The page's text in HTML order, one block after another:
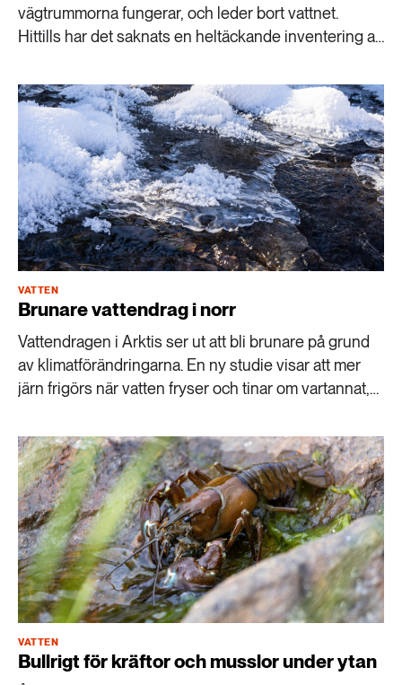
vägtrummorna fungerar, och leder bort vattnet.
Hittills har det saknats en heltäckande inventering av
lantbruksuniversitet har tagit fram en ny karta som
kan få stor betydelse.
VATTEN
Brunare vattendrag i norr
Vattendragen i Arktis ser ut att bli brunare på grund
av klimatförändringarna. En ny studie visar att mer
järn frigörs när vatten fryser och tinar om vartannat,
VATTEN
Bullrigt för kräftor och musslor under ytan